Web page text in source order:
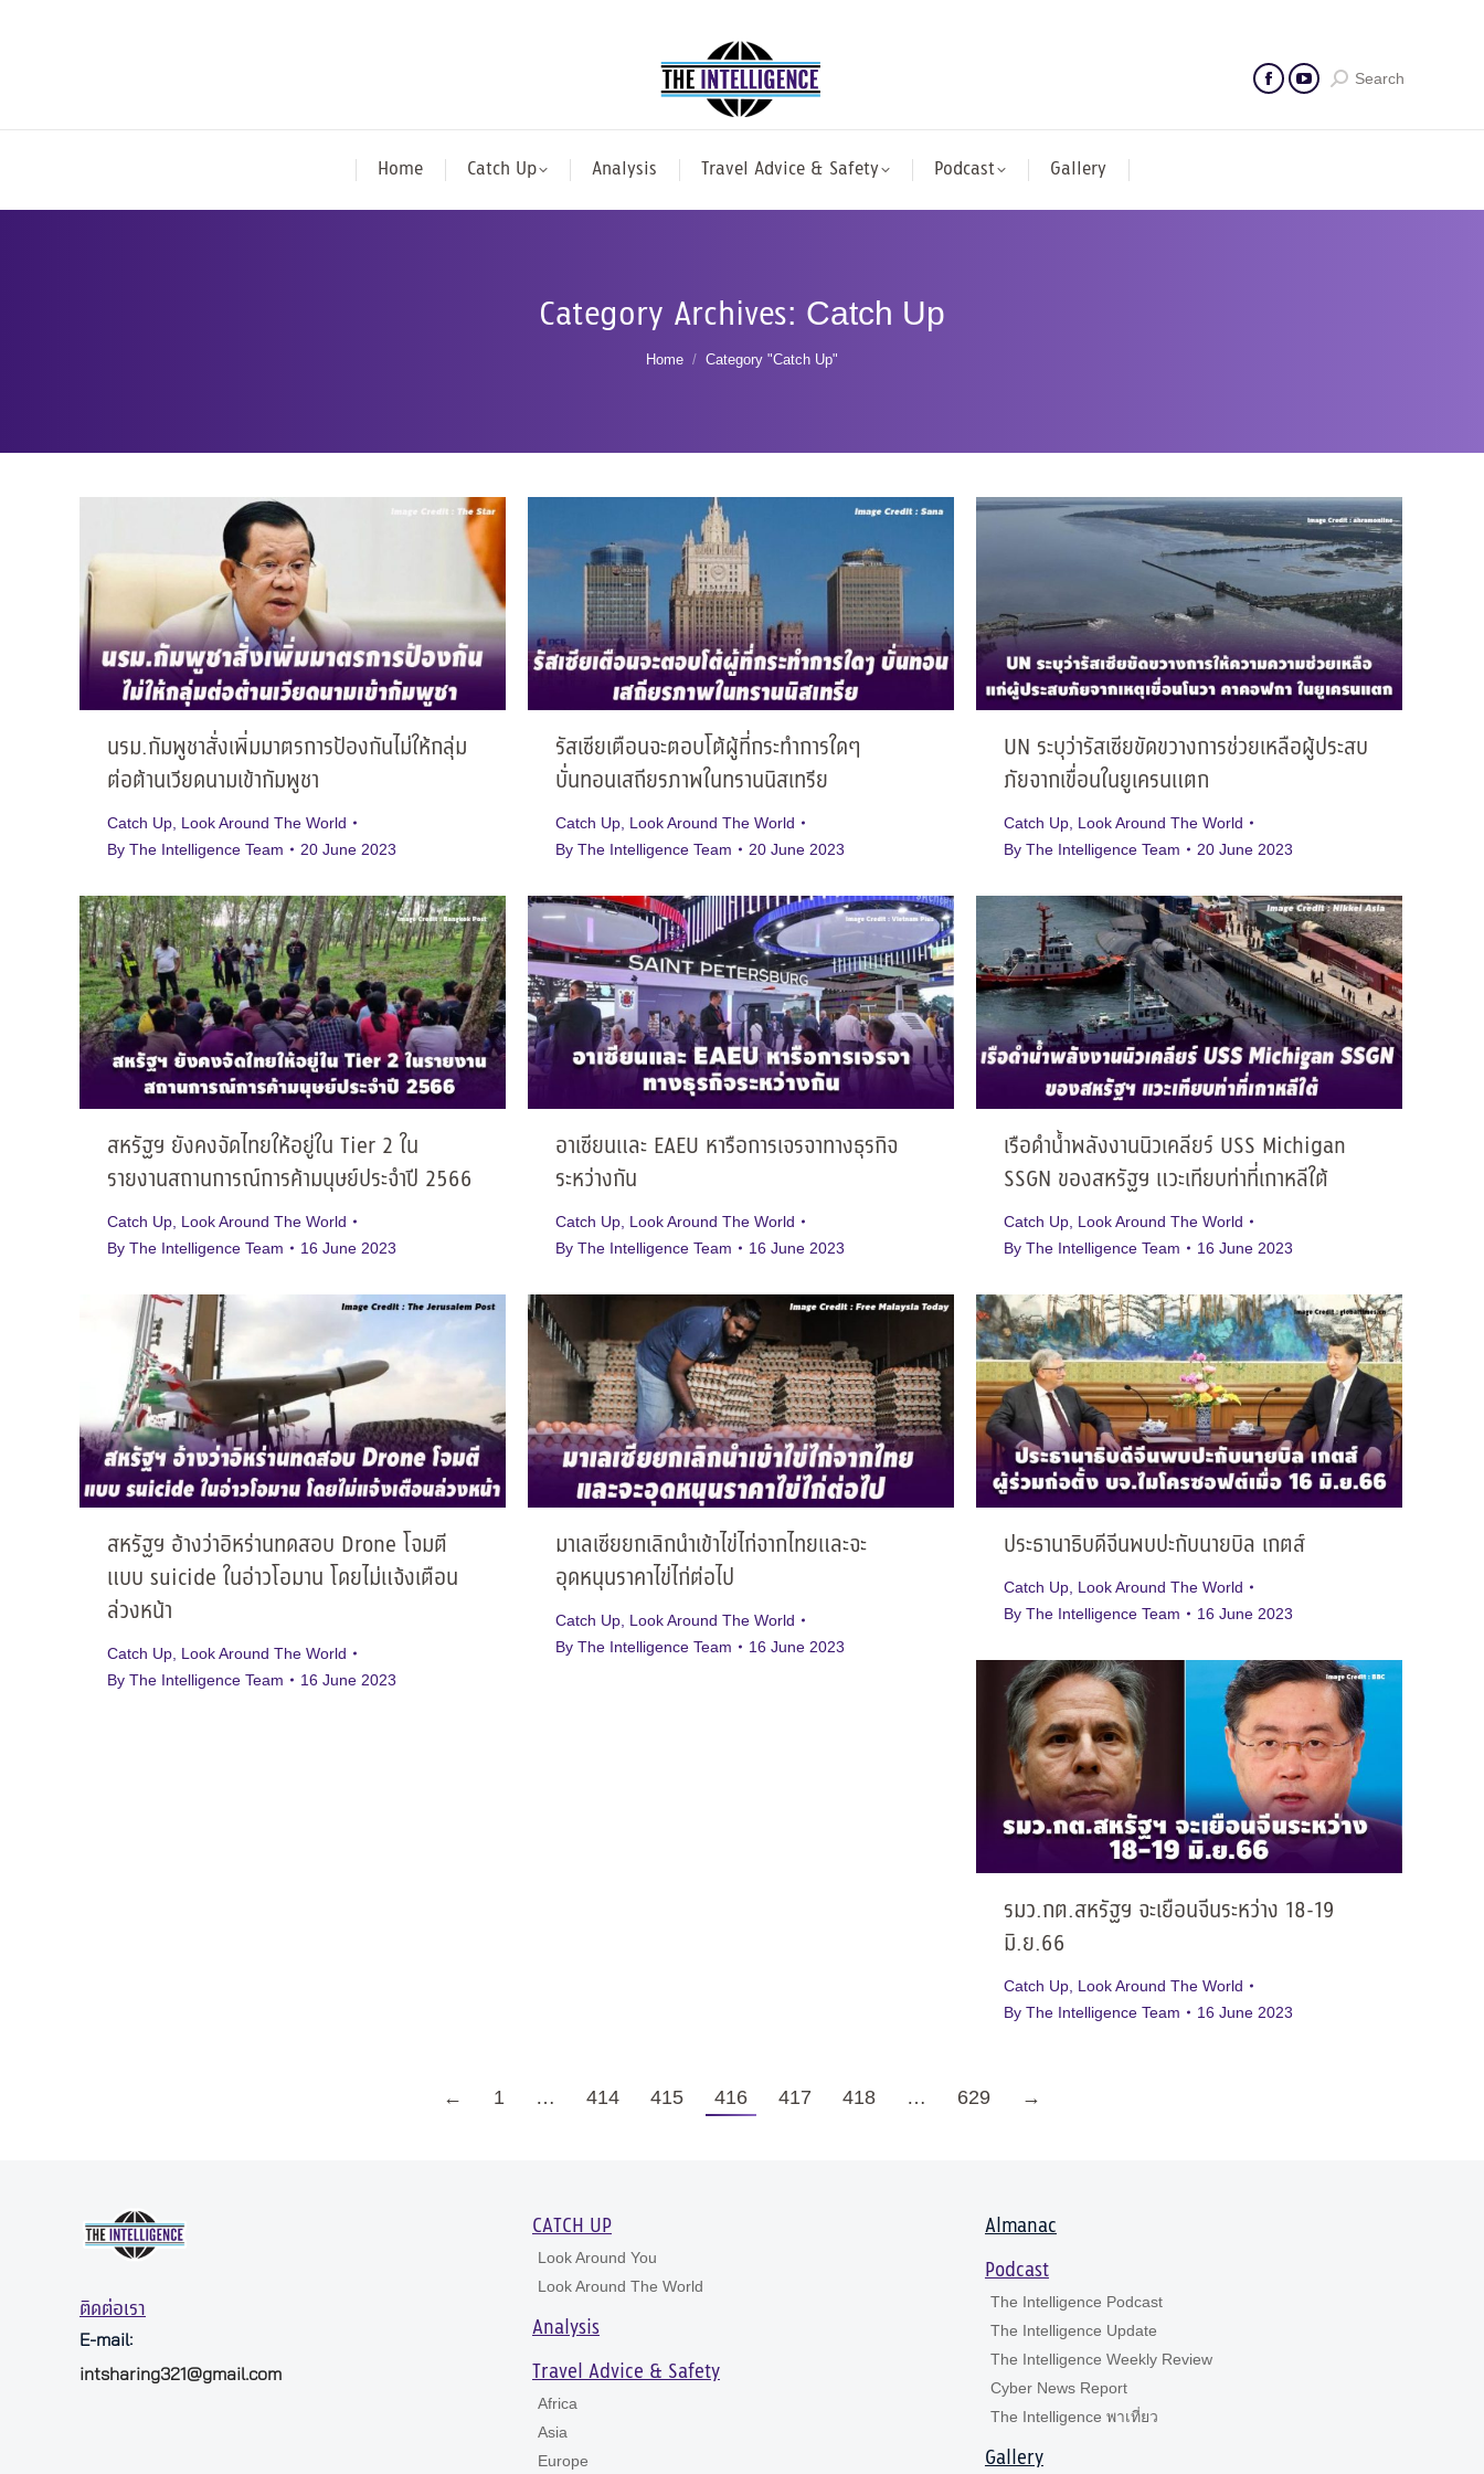
Search
Home Catch Up Analysis Travel Advice & Safety Podcast Gallery
Category Archives: Catch Up
You are here:
Home Category "Catch Up"
นรม.กัมพูชาสั่งเพิ่มมาตรการป้องกันไม่ให้กลุ่ม
ต่อต้านเวียดนามเข้ากัมพูชา
Catch Up Look Around The World
By The Intelligence Team 20 June 2023
รัสเซียเตือนจะตอบโต้ผู้ที่กระทำการใดๆ
บั่นทอนเสถียรภาพในทรานนิสเทรีย
Catch Up Look Around The World
By The Intelligence Team 20 June 2023
UN ระบุว่ารัสเซียขัดขวางการช่วยเหลือผู้ประสบ
ภัยจากเขื่อนในยูเครนแตก
Catch Up Look Around The World
By The Intelligence Team 20 June 2023
สหรัฐฯ ยังคงจัดไทยให้อยู่ใน Tier 2 ใน
รายงานสถานการณ์การค้ามนุษย์ประจำปี 2566
Catch Up Look Around The World
By The Intelligence Team 16 June 2023
อาเซียนและ EAEU หารือการเจรจาทางธุรกิจ
ระหว่างกัน
Catch Up Look Around The World
By The Intelligence Team 16 June 2023
เรือดำน้ำพลังงานนิวเคลียร์ USS Michigan
SSGN ของสหรัฐฯ แวะเทียบท่าที่เกาหลีใต้
Catch Up Look Around The World
By The Intelligence Team 16 June 2023
สหรัฐฯ อ้างว่าอิหร่านทดสอบ Drone โจมตี
แบบ suicide ในอ่าวโอมาน โดยไม่แจ้งเตือน
ล่วงหน้า
Catch Up Look Around The World
By The Intelligence Team 16 June 2023
มาเลเซียยกเลิกนำเข้าไข่ไก่จากไทยและจะ
อุดหนุนราคาไข่ไก่ต่อไป
Catch Up Look Around The World
By The Intelligence Team 16 June 2023
ประธานาธิบดีจีนพบปะกับนายบิล เกตส์
Catch Up Look Around The World
By The Intelligence Team 16 June 2023
รมว.กต.สหรัฐฯ จะเยือนจีนระหว่าง 18-19
มิ.ย.66
Catch Up Look Around The World
By The Intelligence Team 16 June 2023
← 1 … 414 415 416 417 418 … 629 →
ติดต่อเรา
E-mail:
intsharing321@gmail.com
CATCH UP
Look Around You
Look Around The World
Analysis
Travel Advice & Safety
Africa
Asia
Europe
Almanac
Podcast
The Intelligence Podcast
The Intelligence Update
The Intelligence Weekly Review
Cyber News Report
The Intelligence พาเที่ยว
Gallery